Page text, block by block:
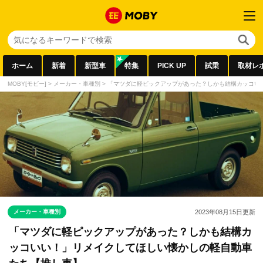
ホーム 新着 新型車 特集 PICK UP 試乗 取材レ
MOBY[モビー] > メーカー・車種別 > 「マツダに軽ピックアップがあった？しかも結構カッコ
メーカー・車種別 2023年08月15日更新
「マツダに軽ピックアップがあった？しかも結構カ
ッコいい！」リメイクしてほしい懐かしの軽自動車